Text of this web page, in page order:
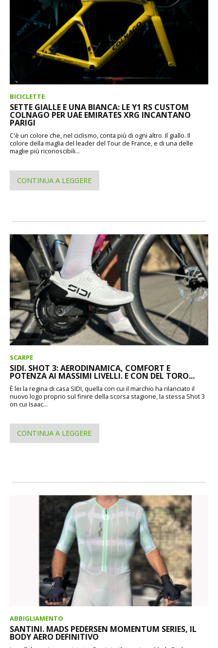
BICICLETTE
SETTE GIALLE E UNA BIANCA: LE Y1 RS CUSTOM
COLNAGO PER UAE EMIRATES XRG INCANTANO
PARIGI
C'è un colore che, nel ciclismo, conta più di ogni altro. Il giallo. Il
colore della maglia del leader del Tour de France, e di una delle
maglie più riconoscibili...
CONTINUA A LEGGERE
SCARPE
SIDI. SHOT 3: AERODINAMICA, COMFORT E
POTENZA AI MASSIMI LIVELLI. E CON DEL TORO...
È lei la regina di casa SIDI, quella con cui il marchio ha rilanciato il
nuovo logo proprio sul finire della scorsa stagione, la stessa Shot 3
on cui Isaac...
CONTINUA A LEGGERE
ABBIGLIAMENTO
SANTINI. MADS PEDERSEN MOMENTUM SERIES, IL
BODY AERO DEFINITIVO